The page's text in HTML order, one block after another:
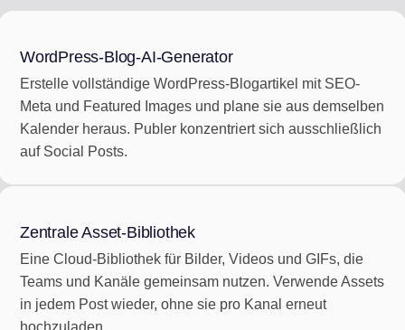
WordPress-Blog-AI-Generator
Erstelle vollständige WordPress-Blogartikel mit SEO-
Meta und Featured Images und plane sie aus demselben
Kalender heraus. Publer konzentriert sich ausschließlich
auf Social Posts.
Zentrale Asset-Bibliothek
Eine Cloud-Bibliothek für Bilder, Videos und GIFs, die
Teams und Kanäle gemeinsam nutzen. Verwende Assets
in jedem Post wieder, ohne sie pro Kanal erneut
hochzuladen.